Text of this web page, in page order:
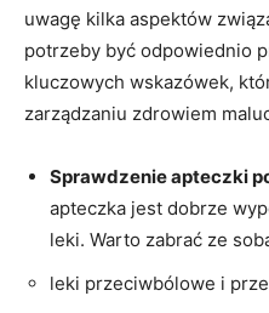
uwagę​ kilka aspektów
potrzeby być odpowiednio
‌kluczowych⁣ wskazówek,
zarządzaniu zdrowiem​
Sprawdzenie‌ apteczki
apteczka jest dobrze
leki. Warto⁢ zabrać ⁢ze⁢
leki przeciwbólowe i